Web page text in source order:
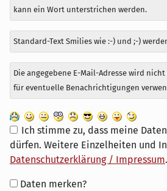
kann ein Wort unterstrichen werden.
Standard-Text Smilies wie :-) und ;-)
Die angegebene E-Mail-Adresse wird
für eventuelle Benachrichtigungen
Ich stimme zu, dass meine
dürfen. Weitere Einzelheiten und
Datenschutzerklärung / Impressum.
Formular-
Daten merken?